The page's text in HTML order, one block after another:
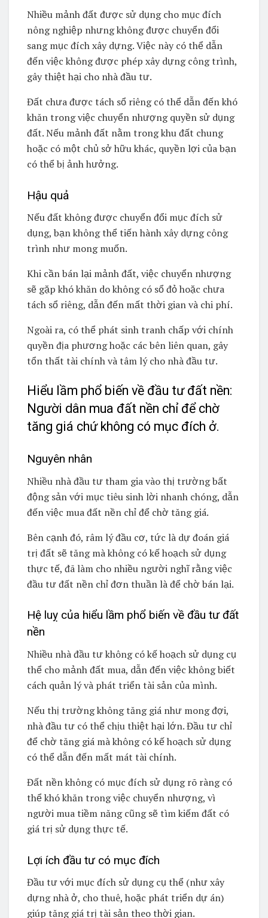
Nhiều mảnh đất được sử dụng cho mục đích
nông nghiệp nhưng không được chuyển đổi
sang mục đích xây dựng. Việc này có thể dẫn
đến việc không được phép xây dựng công trình,
gây thiệt hại cho nhà đầu tư.
Đất chưa được tách sổ riêng có thể dẫn đến khó
khăn trong việc chuyển nhượng quyền sử dụng
đất. Nếu mảnh đất nằm trong khu đất chung
hoặc có một chủ sở hữu khác, quyền lợi của bạn
có thể bị ảnh hưởng.
Hậu quả
Nếu đất không được chuyển đổi mục đích sử
dụng, bạn không thể tiến hành xây dựng công
trình như mong muốn.
Khi cần bán lại mảnh đất, việc chuyển nhượng
sẽ gặp khó khăn do không có sổ đỏ hoặc chưa
tách sổ riêng, dẫn đến mất thời gian và chi phí.
Ngoài ra, có thể phát sinh tranh chấp với chính
quyền địa phương hoặc các bên liên quan, gây
tổn thất tài chính và tâm lý cho nhà đầu tư.
Hiểu lầm phổ biến về đầu tư đất nền:
Người dân mua đất nền chỉ để chờ
tăng giá chứ không có mục đích ở.
Nguyên nhân
Nhiều nhà đầu tư tham gia vào thị trường bất
động sản với mục tiêu sinh lời nhanh chóng, dẫn
đến việc mua đất nền chỉ để chờ tăng giá.
Bên cạnh đó, râm lý đầu cơ, tức là dự đoán giá
trị đất sẽ tăng mà không có kế hoạch sử dụng
thực tế, đã làm cho nhiều người nghĩ rằng việc
đầu tư đất nền chỉ đơn thuần là để chờ bán lại.
Hệ luỵ của hiểu lầm phổ biến về đầu tư đất
nền
Nhiều nhà đầu tư không có kế hoạch sử dụng cụ
thể cho mảnh đất mua, dẫn đến việc không biết
cách quản lý và phát triển tài sản của mình.
Nếu thị trường không tăng giá như mong đợi,
nhà đầu tư có thể chịu thiệt hại lớn. Đầu tư chỉ
để chờ tăng giá mà không có kế hoạch sử dụng
có thể dẫn đến mất mát tài chính.
Đất nền không có mục đích sử dụng rõ ràng có
thể khó khăn trong việc chuyển nhượng, vì
người mua tiềm năng cũng sẽ tìm kiếm đất có
giá trị sử dụng thực tế.
Lợi ích đầu tư có mục đích
Đầu tư với mục đích sử dụng cụ thể (như xây
dựng nhà ở, cho thuê, hoặc phát triển dự án)
giúp tăng giá trị tài sản theo thời gian.